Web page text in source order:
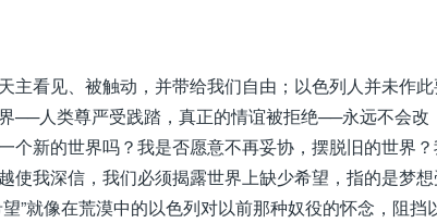
主看见、被触动，并带给我们自由；以色列人并未作
──人类尊严受践踏，真正的情谊被拒绝──永远不会改
个新的世界吗？我是否愿意不再妥协，摆脱旧的世界
使我深信，我们必须揭露世界上缺少希望，指的是梦
”就像在荒漠中的以色列对以前那种奴役的怀念，阻挡